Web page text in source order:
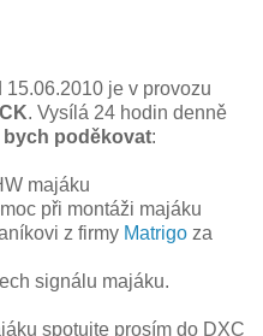
15.06.2010 je v provozu
. Vysílá 24 hodin denně
bych poděkovat:
majáku
při montáži majáku
z firmy Matrigo za
signálu majáku.
spotujte prosím do DXC